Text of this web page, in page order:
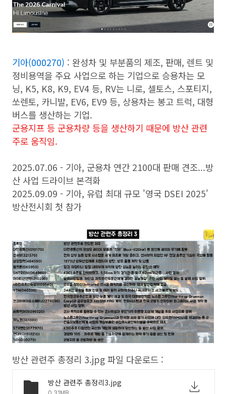
기아(000270) : 완성차 및 부분품의 제조, 판매, 렌트 및
정비용역을 주요 사업으로 하는 기업으로 승용차는 모
닝, K5, K8, K9, EV4 등, RV는 니로, 셀토스, 스포티지,
쏘렌토, 카니발, EV6, EV9 등, 상용차는 봉고 트럭, 대형
버스를 생산하는 기업.
군용지프 등 군용차량 등을 생산하기 때문에 방산 관련
주로 움직임.
2025.07.06 - 기아, 군용차 연간 2100대 판매 견조...방
산 사업 드라이브 본격화
2025.09.09 - 기아, 유럽 최대 규모 '영국 DSEI 2025'
방산전시회 첫 참가
방산 관련주 총정리 3.jpg 파일 다운로드 :
방산 관련주 총정리3.jpg